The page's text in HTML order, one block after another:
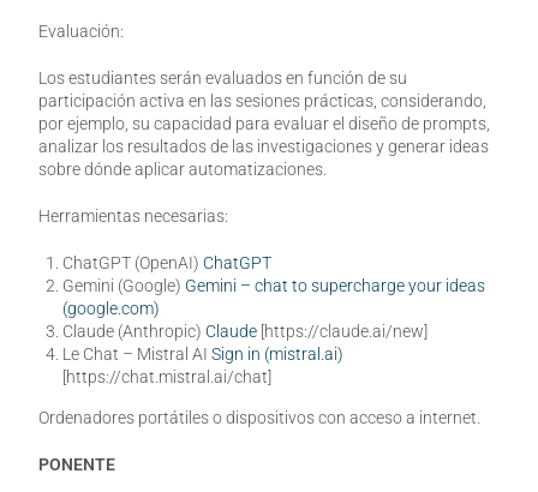
Evaluación:
Los estudiantes serán evaluados en función de su
participación activa en las sesiones prácticas, considerando,
por ejemplo, su capacidad para evaluar el diseño de prompts,
analizar los resultados de las investigaciones y generar ideas
sobre dónde aplicar automatizaciones.
Herramientas necesarias:
ChatGPT (OpenAI) ChatGPT
Gemini (Google) Gemini – chat to supercharge your ideas
(google.com)
Claude (Anthropic) Claude [https://claude.ai/new]
Le Chat – Mistral AISign in (mistral.ai)
[https://chat.mistral.ai/chat]
Ordenadores portátiles o dispositivos con acceso a internet.
PONENTE